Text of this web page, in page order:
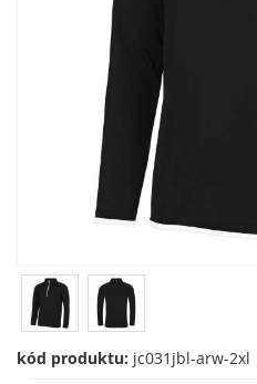
kód produktu: jc031jbl-arw-2xl